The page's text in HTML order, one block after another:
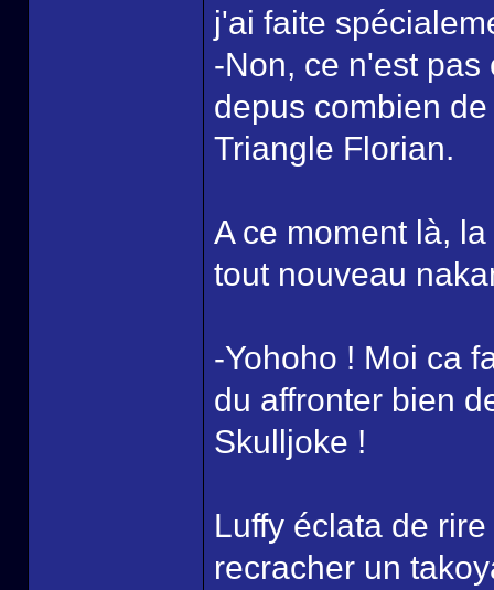
j'ai faite
-Non, ce n'est
depus combien
Triangle Florian.
A ce moment là,
tout nouveau
-Yohoho ! Moi ca
du affronter bien
Skulljoke !
Luffy éclata de
recracher un